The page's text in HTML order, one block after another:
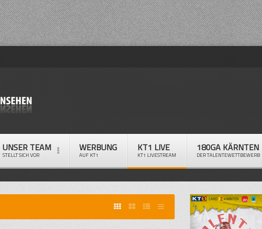
UNSER TEAM
STELLT SICH VOR
WERBUNG
AUF KT1
KT1 LIVE
KT1 LIVESTREAM
180GA KÄRNTEN
DER TALENTEWETTBEWERB